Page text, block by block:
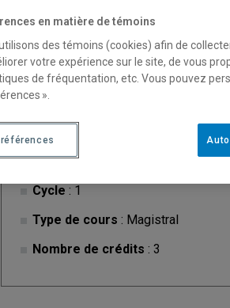
COURS// ECO1022
Description
Cycle : 1
Type de cours : Magistral
Nombre de crédits : 3
en matière de témoins
des témoins (cookies) afin de
votre expérience sur le site, de vous
de fréquentation, etc. Vous pouvez
».